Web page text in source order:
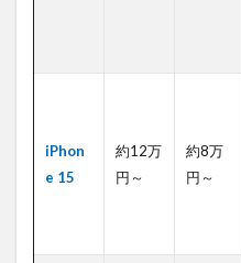
iPhon
e 15
約12万
円～
約8万
円～